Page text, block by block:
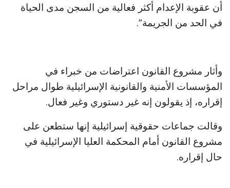
أن عقوبة الإعدام أكثر فعالية من السجن مدى الحياة
في الحد من الجريمة”.
وأثار مشروع القانون اعتراضات من خبراء في
المؤسسات الأمنية والقانونية الإسرائيلية طوال مراحل
إقراره، إذ يقولون إنه غير دستوري وغير فعال.
وقالت جماعات حقوقية إسرائيلية إنها ستطعن على
مشروع القانون أمام المحكمة العليا الإسرائيلية في
حال إقراره.